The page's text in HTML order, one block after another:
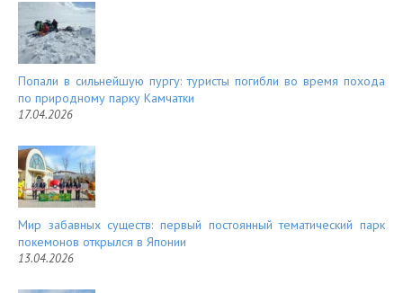
Попали в сильнейшую пургу: туристы погибли во время похода
по природному парку Камчатки
17.04.2026
Мир забавных существ: первый постоянный тематический парк
покемонов открылся в Японии
13.04.2026